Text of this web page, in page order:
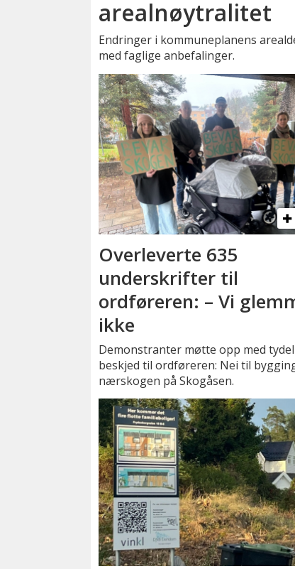
arealnøytralitet
Endringer i kommuneplanens
med faglige anbefalinger.
Overleverte 635
underskrifter til
ordføreren: – Vi
ikke
Demonstranter møtte opp med
beskjed til ordføreren: Nei til
nærskogen på Skogåsen.